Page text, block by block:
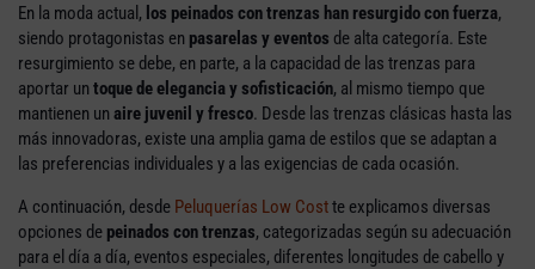
En la moda actual, los peinados con trenzas han resurgido con fuerza,
siendo protagonistas en pasarelas y eventos de alta categoría. Este
resurgimiento se debe, en parte, a la capacidad de las trenzas para
aportar un toque de elegancia y sofisticación, al mismo tiempo que
mantienen un aire juvenil y fresco. Desde las trenzas clásicas hasta las
más innovadoras, existe una amplia gama de estilos que se adaptan a
las preferencias individuales y a las exigencias de cada ocasión.
A continuación, desde Peluquerías Low Costte explicamos diversas
opciones de peinados con trenzas, categorizadas según su adecuación
para el día a día, eventos especiales, diferentes longitudes de cabello y